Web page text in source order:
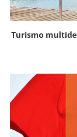
Turismo